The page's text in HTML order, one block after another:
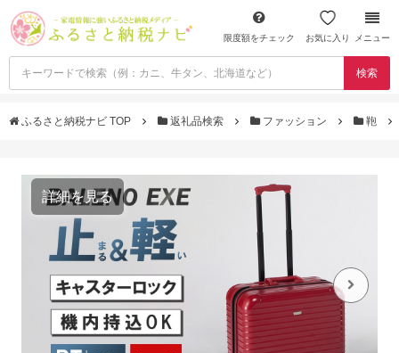
限度額をチェック お気に入り メニュー
検索
ふるさと納税ナビ TOP 返礼品検索 ファッション 鞄
詳細を見る